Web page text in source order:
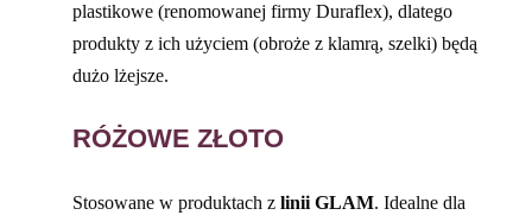
plastikowe (renomowanej firmy Duraflex), dlatego
produkty z ich użyciem (obroże z klamrą, szelki) będą
dużo lżejsze.
RÓŻOWE ZŁOTO
Stosowane w produktach zlinii GLAM. Idealne dla